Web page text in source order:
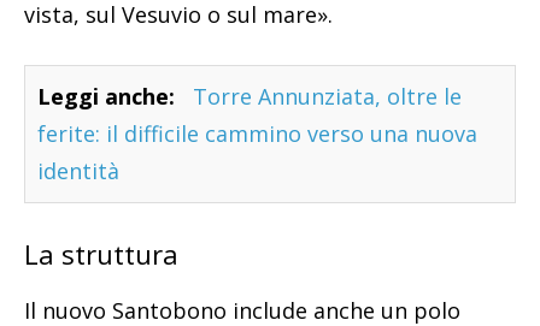
vista, sul Vesuvio o sul mare».
Leggi anche:
Torre Annunziata, oltre le
ferite: il difficile cammino verso una nuova
identità
La struttura
Il nuovo Santobono include anche un polo